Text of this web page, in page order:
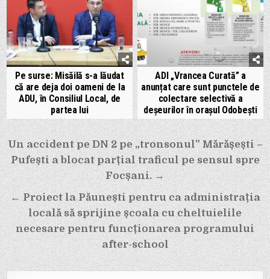
Pe surse: Misăilă s-a lăudat
că are deja doi oameni de la
ADU, în Consiliul Local, de
partea lui
ADI „Vrancea Curată” a
anunțat care sunt punctele de
colectare selectivă a
deșeurilor în orașul Odobești
Navigare
în
articole
Un accident pe DN 2 pe „tronsonul” Mărășești –
Pufești a blocat parțial traficul pe sensul spre
Focșani. →
← Proiect la Păunești pentru ca administrația
locală să sprijine școala cu cheltuielile
necesare pentru funcționarea programului
after-school